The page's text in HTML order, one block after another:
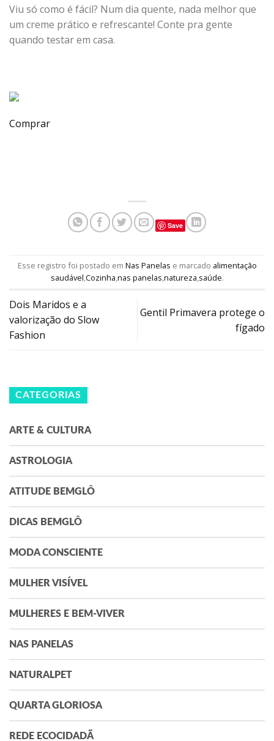
Viu só como é fácil? Num dia quente, nada melhor que
um creme prático e refrescante! Conte pra gente
quando testar em casa.
Comprar
Save
Esse registro foi postado em Nas Panelas e marcado alimentação
saudável,Cozinha,nas panelas,natureza,saúde.
Dois Maridos e a
valorização do Slow
Fashion
Gentil Primavera protege o
fígado
CATEGORIAS
ARTE & CULTURA
ASTROLOGIA
ATITUDE BEMGLÔ
DICAS BEMGLÔ
MODA CONSCIENTE
MULHER VISÍVEL
MULHERES E BEM-VIVER
NAS PANELAS
NATURALPET
QUARTA GLORIOSA
REDE ECOCIDADÃ